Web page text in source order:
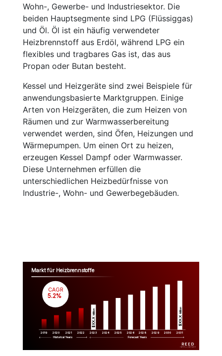
Wohn-, Gewerbe- und Industriesektor. Die
beiden Hauptsegmente sind LPG (Flüssiggas)
und Öl. Öl ist ein häufig verwendeter
Heizbrennstoff aus Erdöl, während LPG ein
flexibles und tragbares Gas ist, das aus
Propan oder Butan besteht.
Kessel und Heizgeräte sind zwei Beispiele für
anwendungsbasierte Marktgruppen. Einige
Arten von Heizgeräten, die zum Heizen von
Räumen und zur Warmwasserbereitung
verwendet werden, sind Öfen, Heizungen und
Wärmepumpen. Um einen Ort zu heizen,
erzeugen Kessel Dampf oder Warmwasser.
Diese Unternehmen erfüllen die
unterschiedlichen Heizbedürfnisse von
Industrie-, Wohn- und Gewerbegebäuden.
Markt für Heizbrennstoffe
2019 2020 2021 2022 2023 2024 2025 2026 2028 2029 2030 2031
$XX.X
Million
$XX.X
Million
CAGR
5.2%
Historical Years Forecast Years